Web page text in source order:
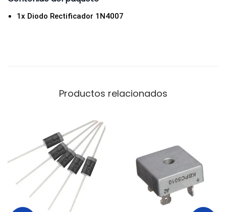
1x Diodo Rectificador 1N4007
Productos relacionados